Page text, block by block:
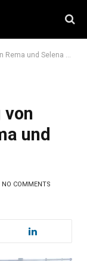
und Selena Gomez
von
und
NO COMMENTS